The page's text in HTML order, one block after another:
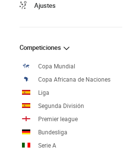
Ajustes
Competiciones
Copa Mundial
Copa Africana de Naciones
Liga
Segunda División
Premier league
Bundesliga
Serie A